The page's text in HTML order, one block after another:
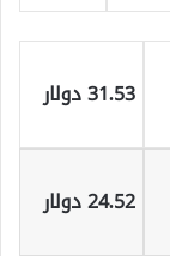
31.53 دولار
24.52 دولار